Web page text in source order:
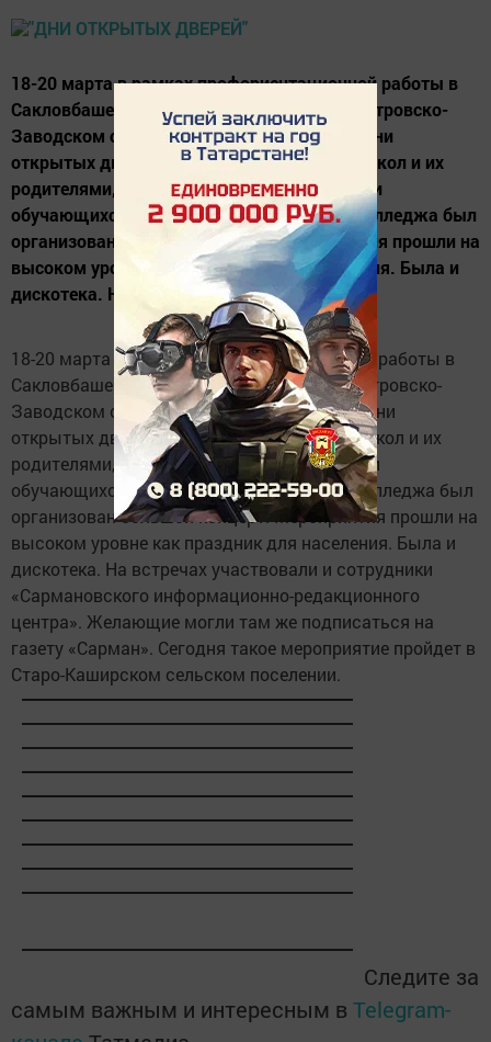
18-20 марта в рамках профориентационной работы в
Сакловбашевском, Большенуркеевском, Петровско-
Заводском сельских поселениях прошли "Дни
открытых дверей" - встречи с учащимися школ и их
родителями, с жителями поселений. Силами
обучающихся Сармановского аграрного колледжа был
организован большой концерт. Мероприятия прошли на
высоком уровне как праздник для населения. Была и
дискотека. На встречах...
18-20 марта в рамках профориентационной работы в
Сакловбашевском, Большенуркеевском, Петровско-
Заводском сельских поселениях прошли "Дни
открытых дверей" - встречи с учащимися школ и их
родителями, с жителями поселений. Силами
обучающихся Сармановского аграрного колледжа был
организован большой концерт. Мероприятия прошли на
высоком уровне как праздник для населения. Была и
дискотека. На встречах участвовали и сотрудники
«Сармановского информационно-редакционного
центра». Желающие могли там же подписаться на
газету «Сарман». Сегодня такое мероприятие пройдет в
Старо-Каширском сельском поселении.
Следите за
самым важным и интересным в Telegram-